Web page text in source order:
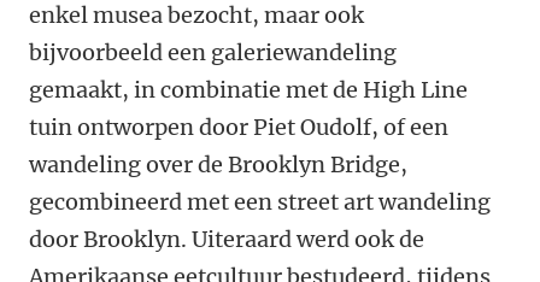
enkel musea bezocht, maar ook
bijvoorbeeld een galeriewandeling
gemaakt, in combinatie met de High Line
tuin ontworpen door Piet Oudolf, of een
wandeling over de Brooklyn Bridge,
gecombineerd met een street art wandeling
door Brooklyn. Uiteraard werd ook de